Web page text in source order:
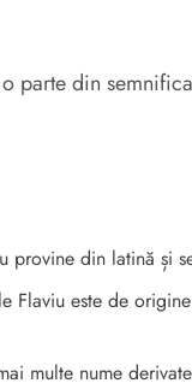
parte din
provine din latină și
Flaviu este de
multe nume